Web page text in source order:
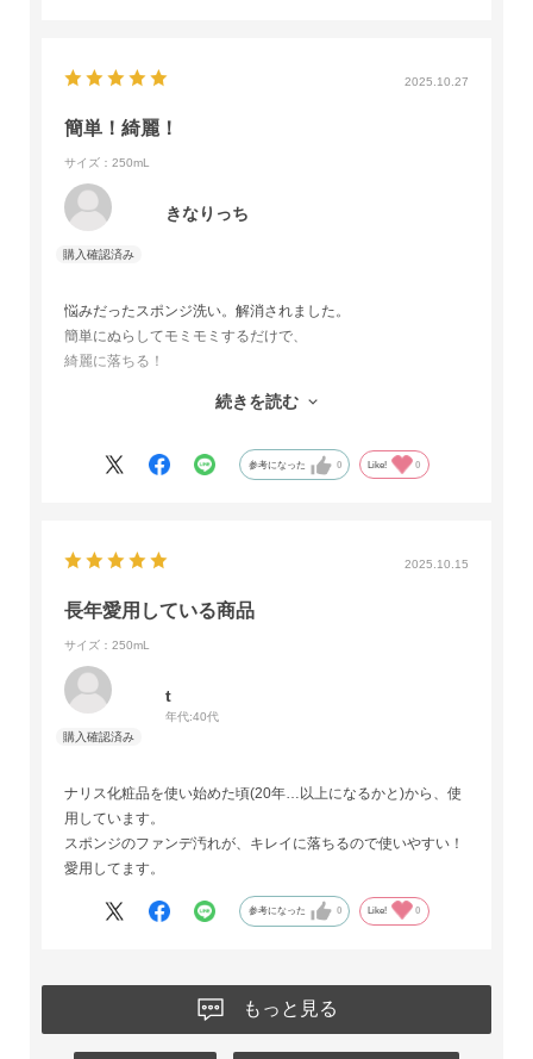
2025.10.27
簡単！綺麗！
サイズ：250mL
きなりっち
悩みだったスポンジ洗い。解消されました。
簡単にぬらしてモミモミするだけで、
綺麗に落ちる！
続きを読む
参考になった 0 Like! 0
2025.10.15
長年愛用している商品
サイズ：250mL
t
年代:40代
ナリス化粧品を使い始めた頃(20年…以上になるかと)から、使
用しています。
スポンジのファンデ汚れが、キレイに落ちるので使いやすい！
愛用してます。
参考になった 0 Like! 0
もっと見る